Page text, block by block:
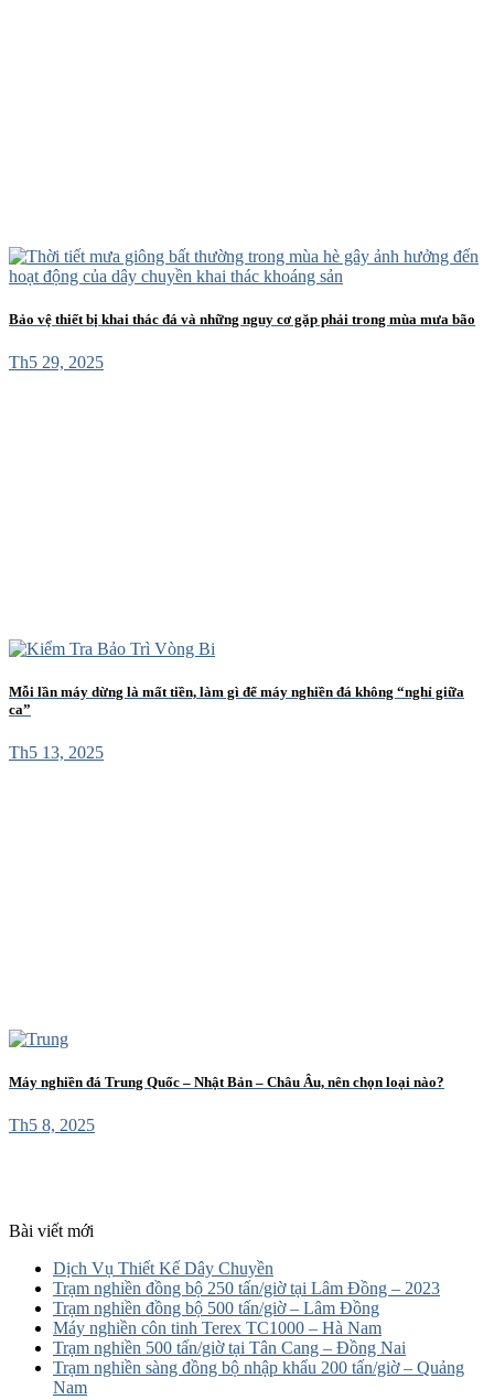
Bảo vệ thiết bị khai thác đá và những nguy cơ gặp phải trong mùa mưa bão
Th5 29, 2025
Mỗi lần máy dừng là mất tiền, làm gì để máy nghiền đá không “nghỉ giữa
ca”
Th5 13, 2025
Máy nghiền đá Trung Quốc – Nhật Bản – Châu Âu, nên chọn loại nào?
Th5 8, 2025
Bài viết mới
Dịch Vụ Thiết Kế Dây Chuyền
Trạm nghiền đồng bộ 250 tấn/giờ tại Lâm Đồng – 2023
Trạm nghiền đồng bộ 500 tấn/giờ – Lâm Đồng
Máy nghiền côn tinh Terex TC1000 – Hà Nam
Trạm nghiền 500 tấn/giờ tại Tân Cang – Đồng Nai
Trạm nghiền sàng đồng bộ nhập khẩu 200 tấn/giờ – Quảng
Nam